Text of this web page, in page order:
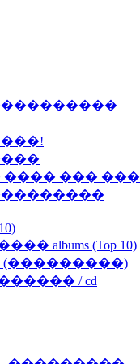
���� ���
albums (Top 10)
(���������)
/ cd